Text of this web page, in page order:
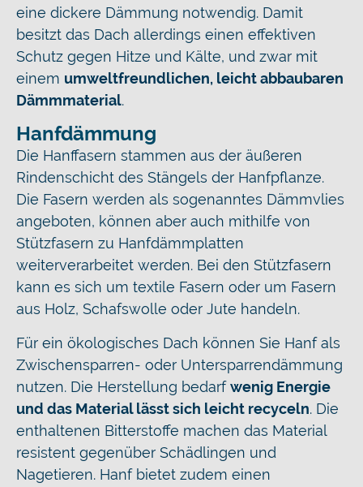
eine dickere Dämmung notwendig. Damit
besitzt das Dach allerdings einen effektiven
Schutz gegen Hitze und Kälte, und zwar mit
einem umweltfreundlichen, leicht abbaubaren
Dämmmaterial.
Hanfdämmung
Die Hanffasern stammen aus der äußeren
Rindenschicht des Stängels der Hanfpflanze.
Die Fasern werden als sogenanntes Dämmvlies
angeboten, können aber auch mithilfe von
Stützfasern zu Hanfdämmplatten
weiterverarbeitet werden. Bei den Stützfasern
kann es sich um textile Fasern oder um Fasern
aus Holz, Schafswolle oder Jute handeln.
Für ein ökologisches Dach können Sie Hanf als
Zwischensparren- oder Untersparrendämmung
nutzen. Die Herstellung bedarfwenig Energie
und das Material lässt sich leicht recyceln. Die
enthaltenen Bitterstoffe machen das Material
resistent gegenüber Schädlingen und
Nagetieren. Hanf bietet zudem einen